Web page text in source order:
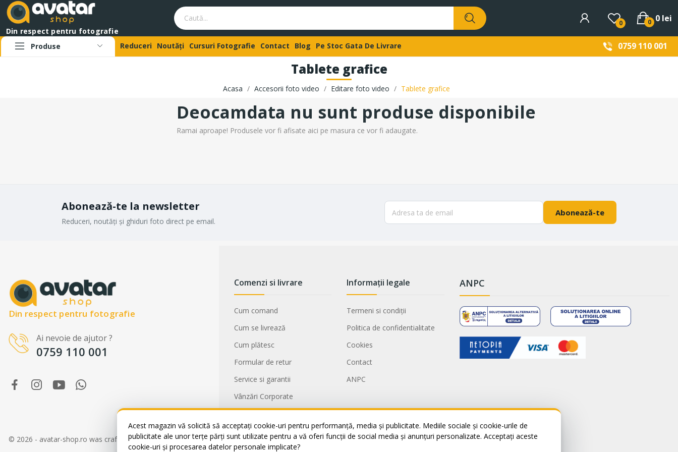
WhatsApp
Suntem online!
Din respect pentru fotografie
0 0 lei
0
Produse Reduceri Noutăți Cursuri Fotografie Contact Blog Pe Stoc Gata De Livrare 0759 110 001
Tablete grafice
Acasa Accesorii foto video Editare foto video Tablete grafice
Deocamdata nu sunt produse disponibile
Ramai aproape! Produsele vor fi afisate aici pe masura ce vor fi adaugate.
Abonează-te la newsletter
Reduceri, noutăți și ghiduri foto direct pe email.
Abonează-te
Din respect pentru fotografie
Ai nevoie de ajutor ?
0759 110 001
Comenzi si livrare
Cum comand
Cum se livrează
Cum plătesc
Formular de retur
Service si garantii
Vânzări Corporate
Title missed
Informații legale
Termeni si condiții
Politica de confidentialitate
Cookies
Contact
ANPC
ANPC
© 2026 - avatar-shop.ro was crafted with ♥ by Sico Media
Acest magazin vă solicită să acceptați cookie-uri pentru performanță, media și publicitate. Mediile sociale și cookie-urile de
publicitate ale unor terțe părți sunt utilizate pentru a vă oferi funcții de social media și anunțuri personalizate. Acceptați aceste
cookie-uri și procesarea datelor personale implicate?